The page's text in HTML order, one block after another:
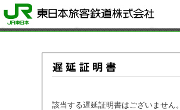
該当する遅延証明書はございません。